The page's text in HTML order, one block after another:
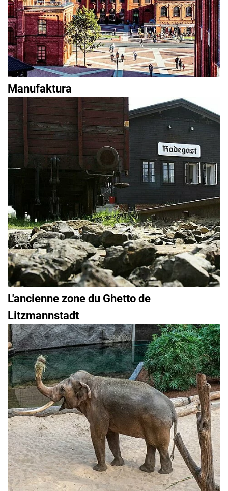
Manufaktura
L'ancienne zone du Ghetto de
Litzmannstadt